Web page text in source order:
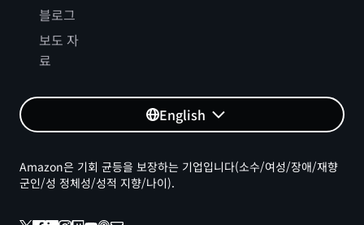
블로그
보도 자
료
English
Amazon은 기회 균등을 보장하는 기업입니다(소수/여성/장애/재향
군인/성 정체성/성적 지향/나이).